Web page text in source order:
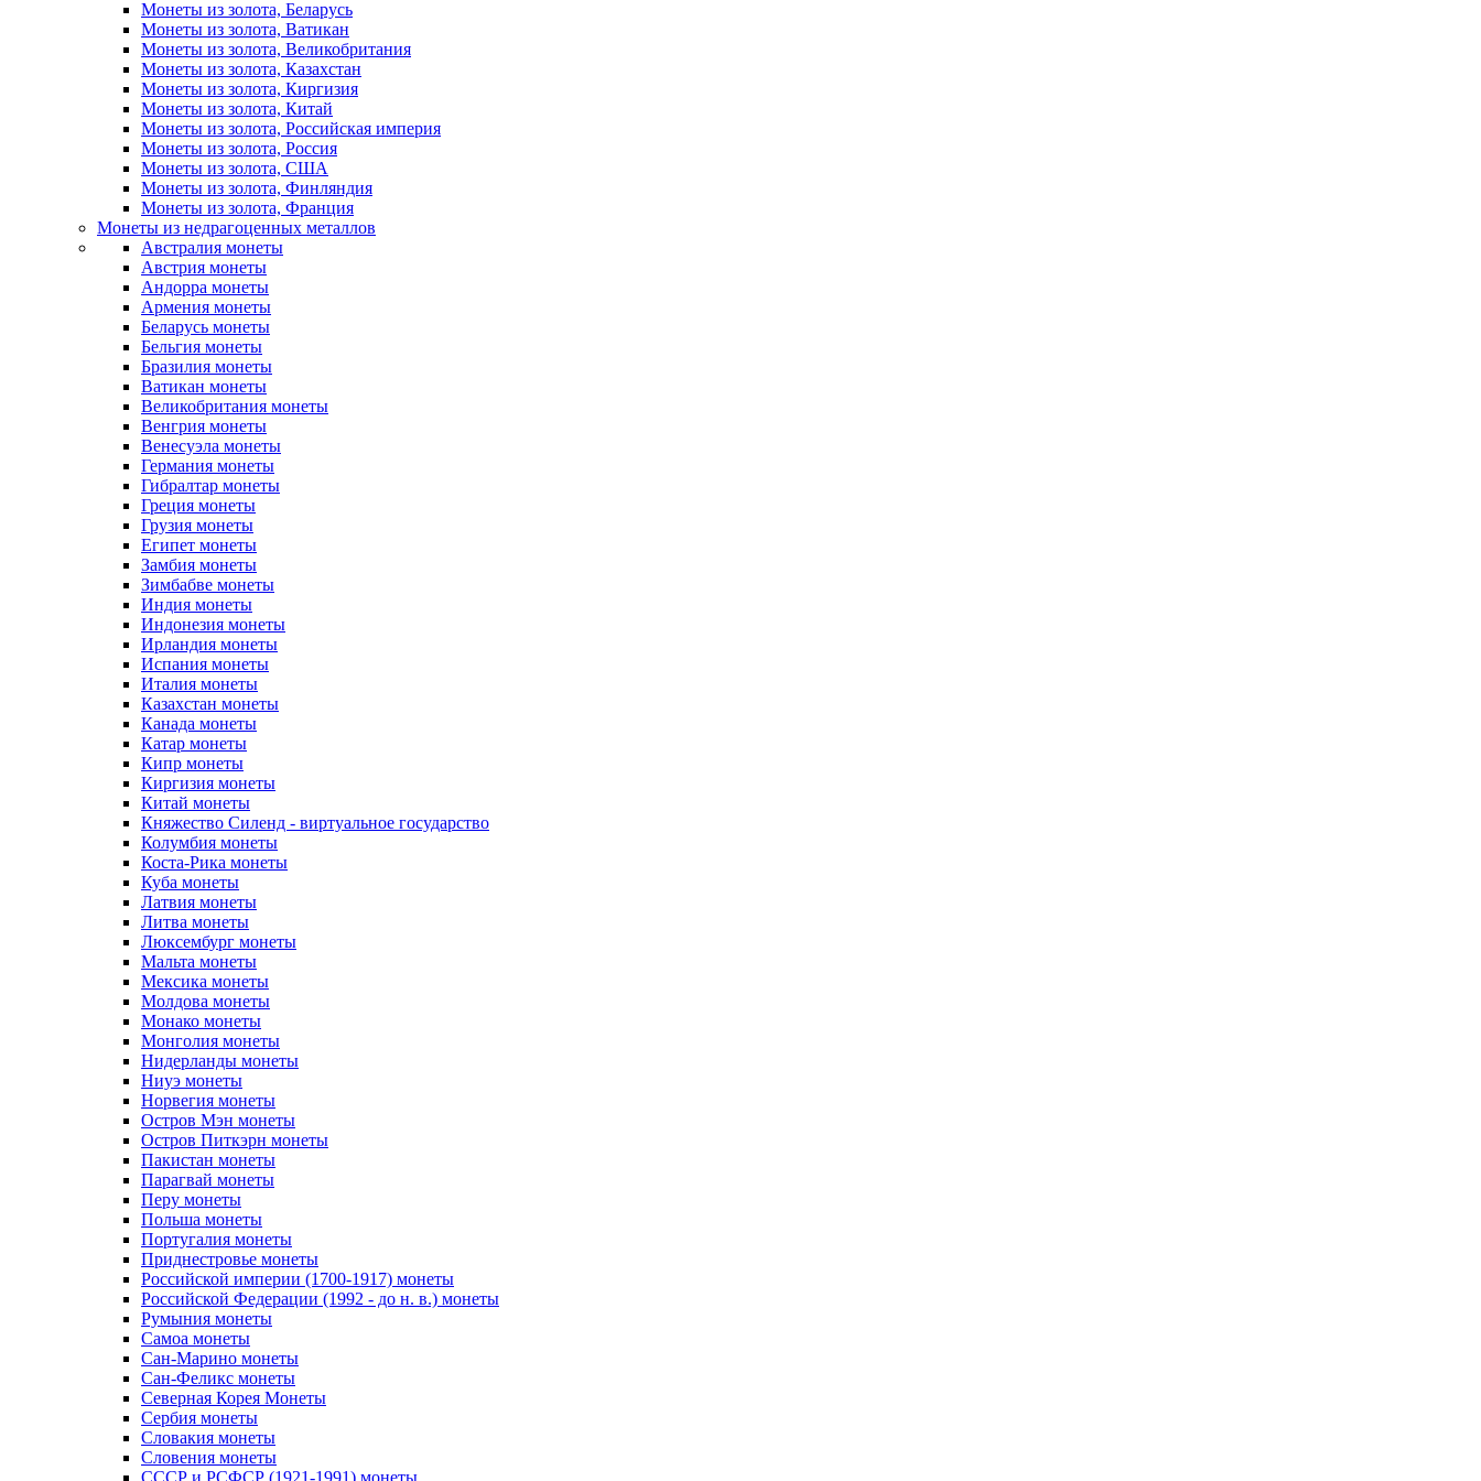
Монеты из золота, Беларусь
Монеты из золота, Ватикан
Монеты из золота, Великобритания
Монеты из золота, Казахстан
Монеты из золота, Киргизия
Монеты из золота, Китай
Монеты из золота, Российская империя
Монеты из золота, Россия
Монеты из золота, США
Монеты из золота, Финляндия
Монеты из золота, Франция
Монеты из недрагоценных металлов
Австралия монеты
Австрия монеты
Андорра монеты
Армения монеты
Беларусь монеты
Бельгия монеты
Бразилия монеты
Ватикан монеты
Великобритания монеты
Венгрия монеты
Венесуэла монеты
Германия монеты
Гибралтар монеты
Греция монеты
Грузия монеты
Египет монеты
Замбия монеты
Зимбабве монеты
Индия монеты
Индонезия монеты
Ирландия монеты
Испания монеты
Италия монеты
Казахстан монеты
Канада монеты
Катар монеты
Кипр монеты
Киргизия монеты
Китай монеты
Княжество Силенд - виртуальное государство
Колумбия монеты
Коста-Рика монеты
Куба монеты
Латвия монеты
Литва монеты
Люксембург монеты
Мальта монеты
Мексика монеты
Молдова монеты
Монако монеты
Монголия монеты
Нидерланды монеты
Ниуэ монеты
Норвегия монеты
Остров Мэн монеты
Остров Питкэрн монеты
Пакистан монеты
Парагвай монеты
Перу монеты
Польша монеты
Португалия монеты
Приднестровье монеты
Российской империи (1700-1917) монеты
Российской Федерации (1992 - до н. в.) монеты
Румыния монеты
Самоа монеты
Сан-Марино монеты
Сан-Феликс монеты
Северная Корея Монеты
Сербия монеты
Словакия монеты
Словения монеты
СССР и РСФСР (1921-1991) монеты